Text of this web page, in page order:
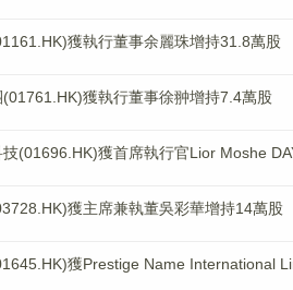
獲執行董事余麗珠增持31.8萬股
(01761.HK)獲執行董事徐翀增持7.4萬股
技(01696.HK)獲首席執行官Lior Moshe
獲主席兼執董吳彩華增持14萬股
獲Prestige Name International